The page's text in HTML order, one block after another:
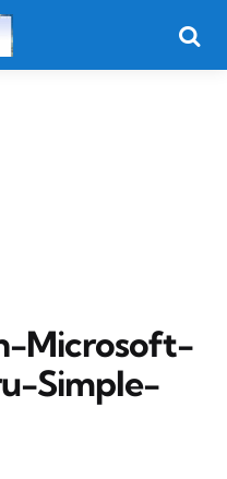
Microsoft-
Simple-